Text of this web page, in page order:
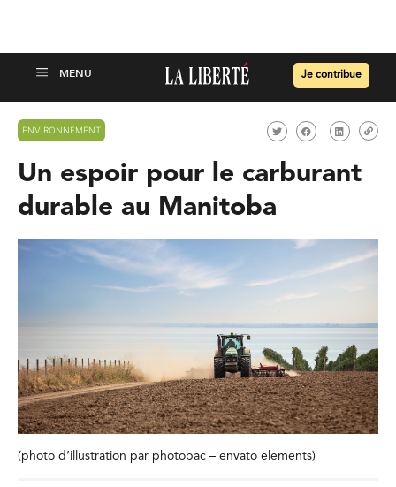
Je contribue
ENVIRONNEMENT
Un espoir pour le carburant
durable au Manitoba
(photo d’illustration par photobac – envato elements)